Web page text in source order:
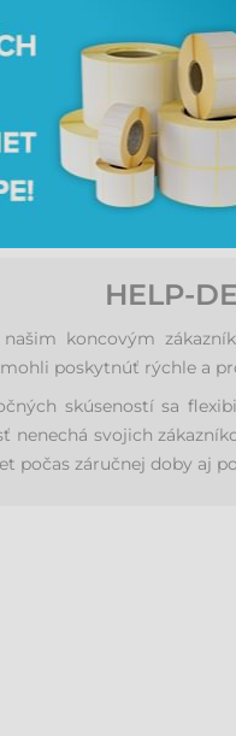
HELP-
koncovým
poskytnúť rýchle a
skúseností sa
nenechá svojich
počas záručnej doby aj